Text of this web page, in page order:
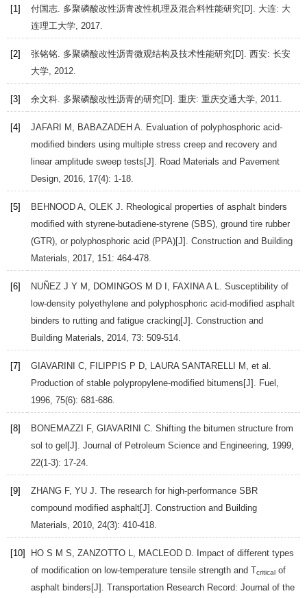
[1] 付国志. 多聚磷酸改性沥青改性机理及混合料性能研究[D]. 大连: 大
连理工大学, 2017
[2] 张铭铭. 多聚磷酸改性沥青微观结构及技术性能研究[D]. 西安: 长安
大学, 2012
[3] 余文科. 多聚磷酸改性沥青的研究[D]. 重庆: 重庆交通大学, 2011
[4] JAFARI M BABAZADEH A . Evaluation of polyphosphoric acid-
modified binders using multiple stress creep and recovery and
linear amplitude sweep tests[J]. Road Materials and Pavement
Design 2016 17(4): 1-18.
[5] BEHNOOD A OLEK J . Rheological properties of asphalt binders
modified with styrene-butadiene-styrene (SBS), ground tire rubber
(GTR), or polyphosphoric acid (PPA)[J]. Construction and Building
Materials
2017 151 : 464-478.
[6] NUÑEZ J Y M DOMINGOS M D I FAXINA A L
. Susceptibility of
low-density polyethylene and polyphosphoric acid-modified asphalt
binders to rutting and fatigue cracking[J]. Construction and
Building Materials
2014 73: 509-514.
[7] GIAVARINI C FILIPPIS P D LAURA SANTARELLI M , et al.
Production of stable polypropylene-modified bitumens[J]. Fuel
1996 75(6): 681-686.
[8] BONEMAZZI F, GIAVARINI C . Shifting the bitumen structure from
sol to gel[J]. Journal of Petroleum Science and Engineering 1999
22(1-3): 17-24.
[9] ZHANG F, YU J . The research for high-performance SBR
compound modified asphalt[J]. Construction and Building
Materials
2010 24(3): 410-418.
[10] HO S M S ZANZOTTO L MACLEOD D . Impact of different types
of modification on low-temperature tensile strength and Tcritical of
asphalt binders[J]. Transportation Research Record: Journal of the